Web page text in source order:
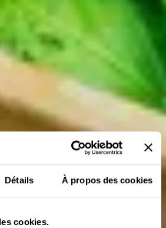
Détails À propos des cookies
cookies.